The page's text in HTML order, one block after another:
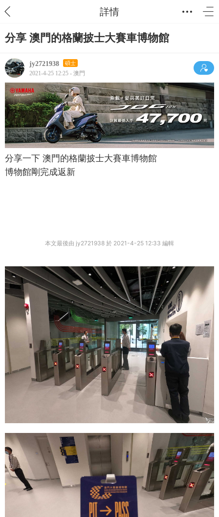
詳情
分享 澳門的格蘭披士大賽車博物館
jy2721938 碩士
2021-4-25 12:25 - 澳門
分享一下 澳門的格蘭披士大賽車博物館
博物館剛完成返新
本文最後由 jy2721938 於 2021-4-25 12:33 編輯